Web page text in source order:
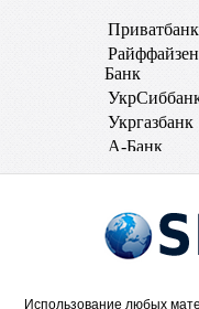
Использование любых